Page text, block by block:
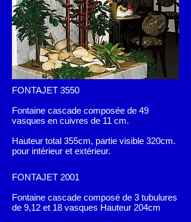
FONTAJET 3550
Fontaine cascade composée de 49
vasques en cuivres de 11 cm.
Hauteur total 355cm, partie visible 320cm.
pour intérieur et extérieur.
FONTAJET 2001
Fontaine cascade composé de 3 tubulures
de 9,12 et 18 vasques Hauteur 204cm